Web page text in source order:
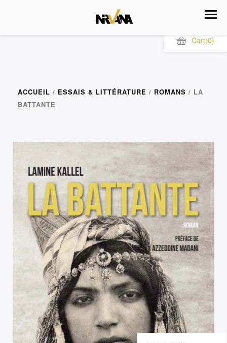
Cart(0)
ACCUEIL / ESSAIS & LITTÉRATURE / ROMANS / LA
BATTANTE